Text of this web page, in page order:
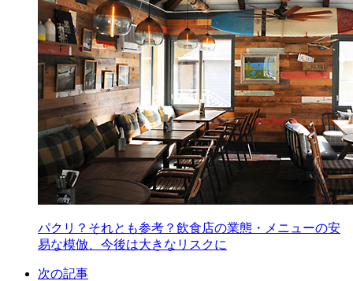
パクリ？それとも参考？飲食店の業態・メニューの安
易な模倣、今後は大きなリスクに
次の記事